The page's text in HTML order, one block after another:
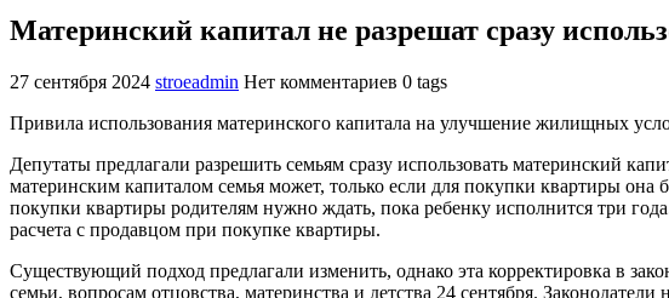
Материнский капитал не разрешат сразу
27 сентября 2024 stroeadmin Нет комментариев 0 tags
Привила использования материнского капитала на улучшение жилищных
Депутаты предлагали разрешить семьям сразу использовать материнский
материнским капиталом семья может, только если для покупки квартиры
покупки квартиры родителям нужно ждать, пока ребенку исполнится три
расчета с продавцом при покупке квартиры.
Существующий подход предлагали изменить, однако эта корректировка в
семьи, вопросам отцовства, материнства и детства 24 сентября.